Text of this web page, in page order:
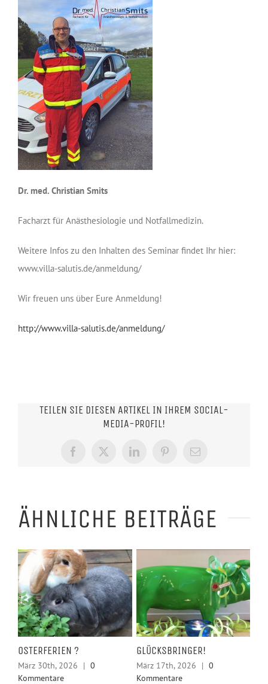
Dr. med. Christian Smits
Facharzt für Anästhesiologie und Notfallmedizin.
Weitere Infos zu den Inhalten des Seminar findet Ihr hier:
www.villa-salutis.de/anmeldung/
Wir freuen uns über Eure Anmeldung!
http://www.villa-salutis.de/anmeldung/
TEILEN SIE DIESEN ARTIKEL IN IHREM SOCIAL-
MEDIA-PROFIL!
Facebook
X LinkedInPinterest
E-
ÄHNLICHE BEITRÄGE
OSTERFERIEN ?
März 30th, 2026 | 0
Kommentare
GLÜCKSBRINGER!
März 17th, 2026 | 0
Kommentare